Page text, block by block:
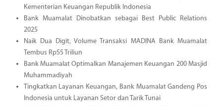
Kementerian Keuangan Republik Indonesia
Bank Muamalat Dinobatkan sebagai Best Public Relations
2025
Naik Dua Digit, Volume Transaksi MADINA Bank Muamalat
Tembus Rp55 Triliun
Bank Muamalat Optimalkan Manajemen Keuangan 200 Masjid
Muhammadiyah
Tingkatkan Layanan Keuangan, Bank Muamalat Gandeng Pos
Indonesia untuk Layanan Setor dan Tarik Tunai